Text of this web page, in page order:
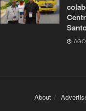
About